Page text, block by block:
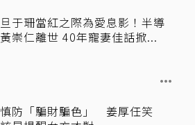
于珊當紅之際為愛息影！半導
崇仁離世 40年寵妻佳話掀...
防「騙財騙色」 姜厚任笑